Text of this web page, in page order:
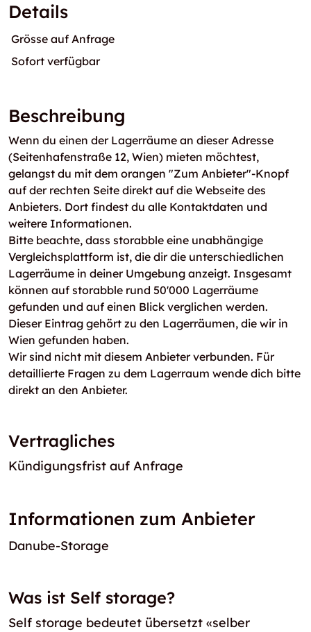
Details
Grösse auf Anfrage
Sofort verfügbar
Beschreibung
Wenn du einen der Lagerräume an dieser Adresse
(Seitenhafenstraße 12, Wien) mieten möchtest,
gelangst du mit dem orangen "Zum Anbieter"-Knopf
auf der rechten Seite direkt auf die Webseite des
Anbieters. Dort findest du alle Kontaktdaten und
weitere Informationen.
Bitte beachte, dass storabble eine unabhängige
Vergleichsplattform ist, die dir die unterschiedlichen
Lagerräume in deiner Umgebung anzeigt. Insgesamt
können auf storabble rund 50'000 Lagerräume
gefunden und auf einen Blick verglichen werden.
Dieser Eintrag gehört zu den Lagerräumen, die wir in
Wien gefunden haben.
Wir sind nicht mit diesem Anbieter verbunden. Für
detaillierte Fragen zu dem Lagerraum wende dich bitte
direkt an den Anbieter.
Vertragliches
Kündigungsfrist auf Anfrage
Informationen zum Anbieter
Danube-Storage
Was ist Self storage?
Self storage bedeutet übersetzt «selber